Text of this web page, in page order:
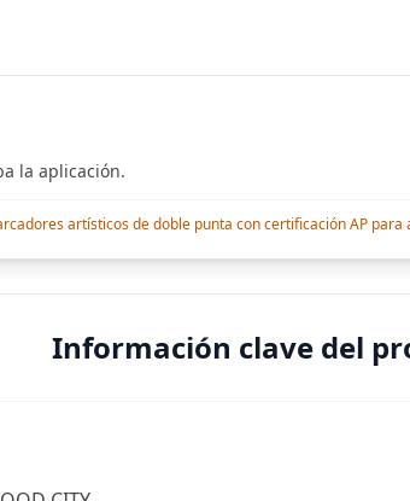
la aplicación.
artísticos de doble punta con certificación AP
Información clave del